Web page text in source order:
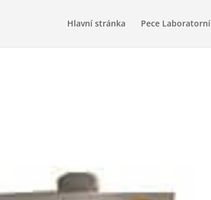
Hlavní stránka Pece Laboratorní